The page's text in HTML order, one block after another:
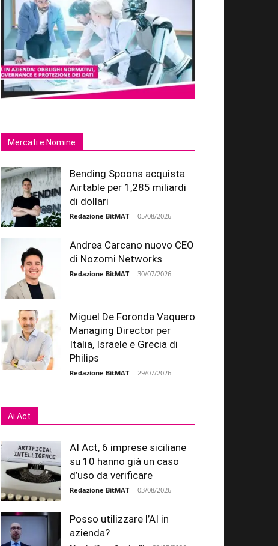
Mercati e Nomine
Bending Spoons acquista
Airtable per 1,285 miliardi
di dollari
Redazione BitMAT - 05/08/2026
Andrea Carcano nuovo CEO
di Nozomi Networks
Redazione BitMAT - 30/07/2026
Miguel De Foronda Vaquero
Managing Director per
Italia, Israele e Grecia di
Philips
Redazione BitMAT - 29/07/2026
Ai Act
AI Act, 6 imprese siciliane
su 10 hanno già un caso
d’uso da verificare
Redazione BitMAT - 03/08/2026
Posso utilizzare l’AI in
azienda?